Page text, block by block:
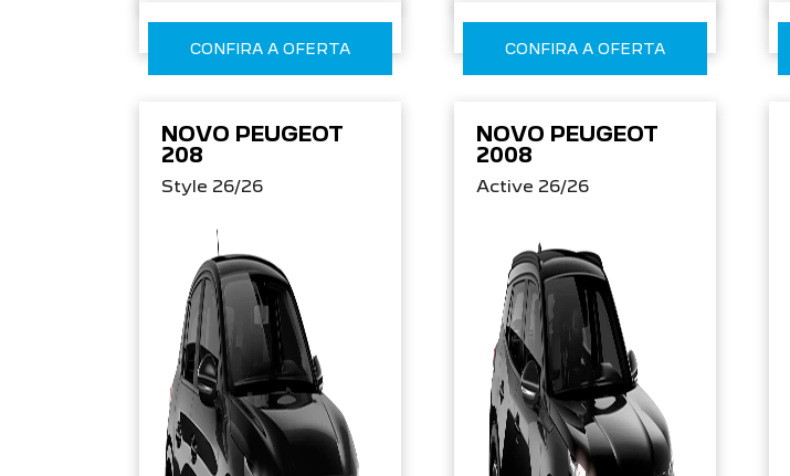
CONFIRA A OFERTA CONFIRA A OFERTA
NOVO PEUGEOT
208
Style 26/26
NOVO PEUGEOT
2008
Active 26/26